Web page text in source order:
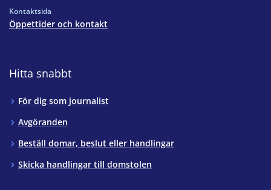
Kontaktsida
Öppettider och kontakt
Hitta snabbt
För dig som journalist
Avgöranden
Beställ domar, beslut eller handlingar
Skicka handlingar till domstolen